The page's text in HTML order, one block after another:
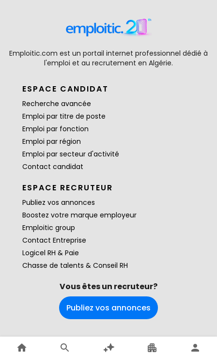
Emploitic.com est un portail internet professionnel dédié à
l'emploi et au recrutement en Algérie.
ESPACE CANDIDAT
Recherche avancée
Emploi par titre de poste
Emploi par fonction
Emploi par région
Emploi par secteur d'activité
Contact candidat
ESPACE RECRUTEUR
Publiez vos annonces
Boostez votre marque employeur
Emploitic group
Contact Entreprise
Logicel RH & Paie
Chasse de talents & Conseil RH
Vous êtes un recruteur?
Publiez vos annonces